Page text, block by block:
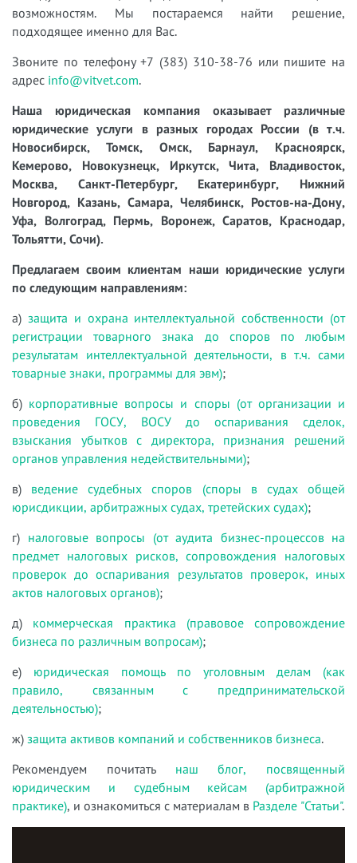
возможностям. Мы постараемся найти решение,
подходящее именно для Вас.
Звоните по телефону +7 (383) 310-38-76 или пишите на
адрес info@vitvet.com.
Наша юридическая компания оказывает различные
юридические услуги в разных городах России (в т.ч.
Новосибирск, Томск, Омск, Барнаул, Красноярск,
Кемерово, Новокузнецк, Иркутск, Чита, Владивосток,
Москва, Санкт-Петербург, Екатеринбург, Нижний
Новгород, Казань, Самара, Челябинск, Ростов-на-Дону,
Уфа, Волгоград, Пермь, Воронеж, Саратов, Краснодар,
Тольятти, Сочи).
Предлагаем своим клиентам наши юридические услуги
по следующим направлениям:
а) защита и охрана интеллектуальной собственности (от
регистрации товарного знака до споров по любым
результатам интеллектуальной деятельности, в т.ч. сами
товарные знаки, программы для эвм);
б) корпоративные вопросы и споры (от организации и
проведения ГОСУ, ВОСУ до оспаривания сделок,
взыскания убытков с директора, признания решений
органов управления недействительными);
в) ведение судебных споров (споры в судах общей
юрисдикции, арбитражных судах, третейских судах);
г) налоговые вопросы (от аудита бизнес-процессов на
предмет налоговых рисков, сопровождения налоговых
проверок до оспаривания результатов проверок, иных
актов налоговых органов);
д) коммерческая практика (правовое сопровождение
бизнеса по различным вопросам);
е) юридическая помощь по уголовным делам (как
правило, связанным с предпринимательской
деятельностью);
ж) защита активов компаний и собственников бизнеса.
Рекомендуем почитать наш блог, посвященный
юридическим и судебным кейсам (арбитражной
практике), и ознакомиться с материалам в Разделе "Статьи".